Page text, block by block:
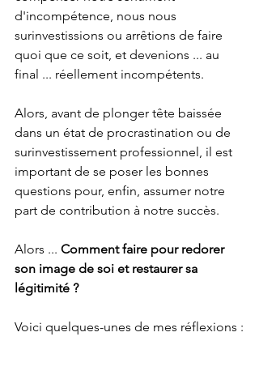
d'incompétence, nous nous
surinvestissions ou arrêtions de faire
quoi que ce soit, et devenions ... au
final ... réellement incompétents.
Alors, avant de plonger tête baissée
dans un état de procrastination ou de
surinvestissement professionnel, il est
important de se poser les bonnes
questions pour, enfin, assumer notre
part de contribution à notre succès.
Alors ... Comment faire pour redorer
son image de soi et restaurer sa
légitimité ?
Voici quelques-unes de mes réflexions :